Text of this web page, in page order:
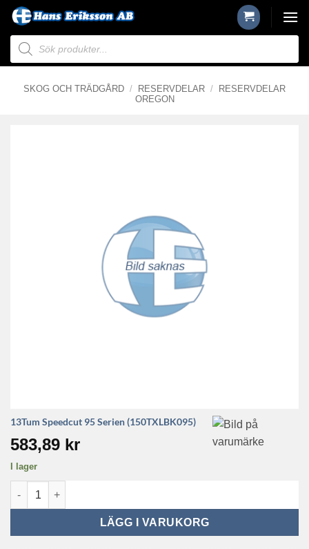
Skip
content
Produktsökning
SKOG OCH TRÄDGÅRD / RESERVDELAR /
RESERVDELAR
OREGON
13Tum Speedcut 95 Serien (150TXLBK095)
583,89 kr
I lager
13Tum Speedcut 95 Serien (150TXLBK095) mängd
LÄGG I VARUKORG